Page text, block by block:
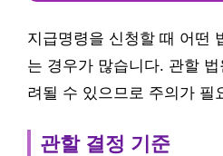
지급명령을 신청할 때 어떤
는 경우가 많습니다. 관할
려될 수 있으므로 주의가 필
관할 결정 기준